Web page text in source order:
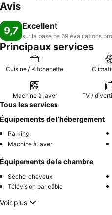
Avis
9,7 Excellent
sur la base de 69 évaluations
Principaux services
Cuisine / Kitchenette
Machine à laver TV /
Tous les services
Équipements de l’hébergement
Parking
Machine à laver
Équipements de la chambre
Sèche-cheveux
Télévision par câble
Voir plus